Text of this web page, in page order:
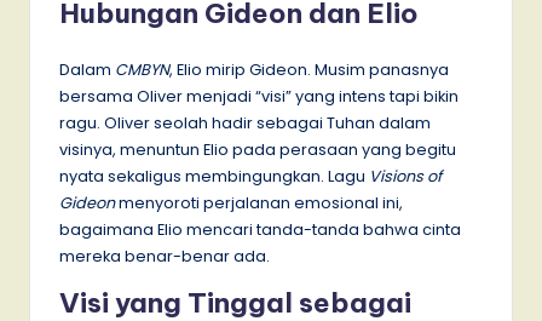
Hubungan Gideon dan Elio
Dalam CMBYN, Elio mirip Gideon. Musim panasnya
bersama Oliver menjadi “visi” yang intens tapi bikin
ragu. Oliver seolah hadir sebagai Tuhan dalam
visinya, menuntun Elio pada perasaan yang begitu
nyata sekaligus membingungkan. Lagu Visions of
Gideonmenyoroti perjalanan emosional ini,
bagaimana Elio mencari tanda-tanda bahwa cinta
mereka benar-benar ada.
Visi yang Tinggal sebagai